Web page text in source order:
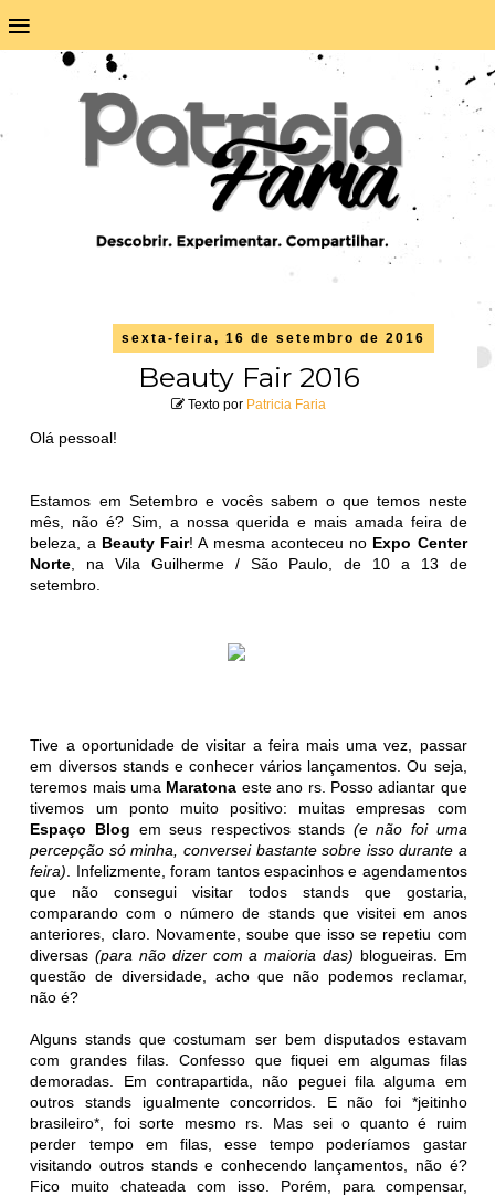
≡
sexta-feira, 16 de setembro de 2016
Beauty Fair 2016
Texto por Patricia Faria
Olá pessoal!
Estamos em Setembro e vocês sabem o que temos neste
mês, não é? Sim, a nossa querida e mais amada feira de
beleza, a Beauty Fair! A mesma aconteceu no Expo Center
Norte , na Vila Guilherme / São Paulo, de 10 a 13 de
setembro.
Tive a oportunidade de visitar a feira mais uma vez, passar
em diversos stands e conhecer vários lançamentos. Ou seja,
teremos mais uma Maratona este ano rs. Posso adiantar que
tivemos um ponto muito positivo: muitas empresas com
Espaço Blog em seus respectivos stands (e não foi uma
percepção só minha, conversei bastante sobre isso durante a
feira) . Infelizmente, foram tantos espacinhos e agendamentos
que não consegui visitar todos stands que gostaria,
comparando com o número de stands que visitei em anos
anteriores, claro. Novamente, soube que isso se repetiu com
diversas(para não dizer com a maioria das) blogueiras. Em
questão de diversidade, acho que não podemos reclamar,
não é?
Alguns stands que costumam ser bem disputados estavam
com grandes filas. Confesso que fiquei em algumas filas
demoradas. Em contrapartida, não peguei fila alguma em
outros stands igualmente concorridos. E não foi *jeitinho
brasileiro*, foi sorte mesmo rs. Mas sei o quanto é ruim
perder tempo em filas, esse tempo poderíamos gastar
visitando outros stands e conhecendo lançamentos, não é?
Fico muito chateada com isso. Porém, para compensar,